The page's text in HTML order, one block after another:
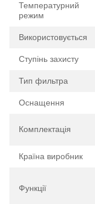
Температурний
режим
Використовується
Ступінь захисту
Тип фильтра
Оснащення
Комплектація
Країна виробник
Функції